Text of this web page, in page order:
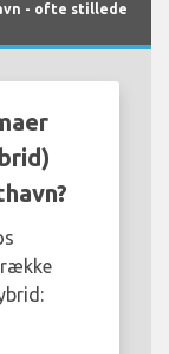
- ofte stillede